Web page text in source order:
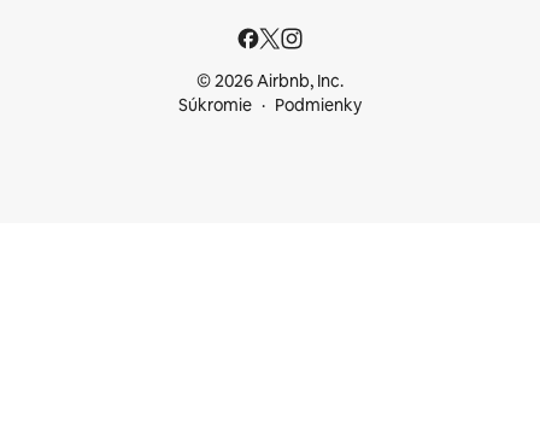
© 2026 Airbnb, Inc.
Súkromie
Podmienky